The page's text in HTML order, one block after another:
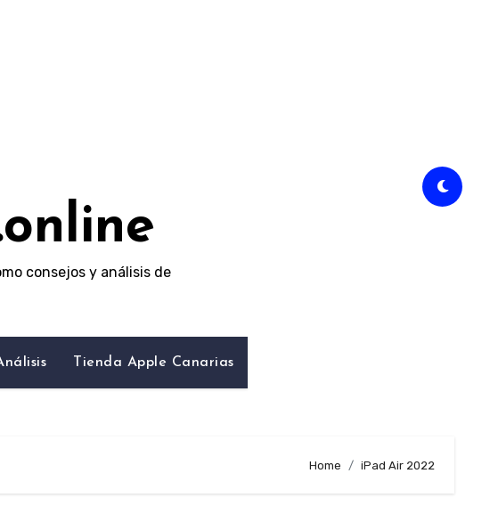
consejos y análisis de
Tienda Apple Canarias
Home iPad Air 2022